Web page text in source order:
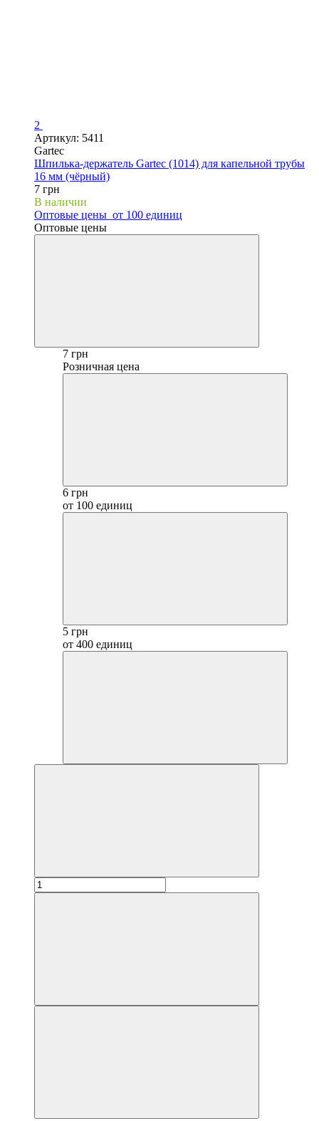
2
Артикул: 5411
Gartec
Шпилька-держатель Gartec (1014) для капельной трубы
16 мм (чёрный)
7 грн
В наличии
Оптовые цены от 100 единиц
Оптовые цены
7 грн
Розничная цена
6 грн
от 100 единиц
5 грн
от 400 единиц